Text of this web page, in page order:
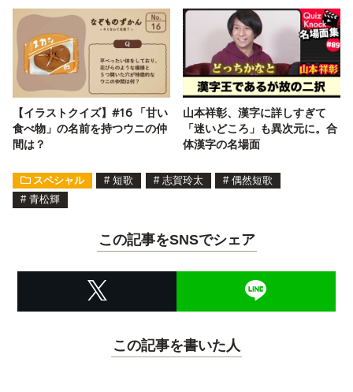
【イラストクイズ】#16 「甘い
食べ物」の名前を持つウニの仲
間は？
山本祥彰、漢字に詳しすぎて
「迷いどころ」も異次元に。合
体漢字の名場面
スペシャル # 短歌 # 志賀玲太 # 偶然短歌
# 青松輝
この記事をSNSでシェア
この記事を書いた人